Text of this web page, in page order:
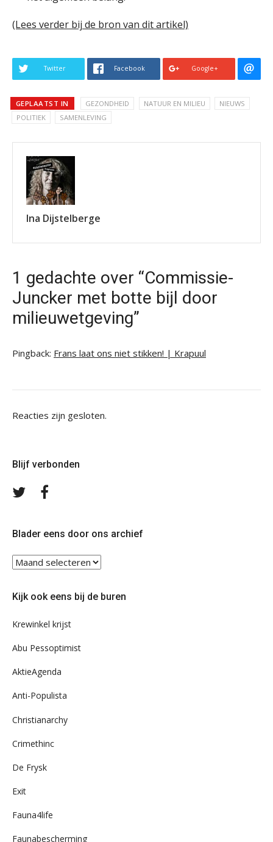
(Lees verder bij de bron van dit artikel)
Twitter Facebook Google+
GEPLAATST IN GEZONDHEID NATUUR EN MILIEU
NIEUWS
POLITIEK
SAMENLEVING
Ina Dijstelberge
1 gedachte over “Commissie-
Juncker met botte bijl door
milieuwetgeving”
Pingback: Frans laat ons niet stikken! | Krapuul
Reacties zijn gesloten.
Blijf verbonden
Volg
Blader eens door ons archief
Blader
eens
ons
Kijk ook eens bij de buren
Krewinkel krijst
Abu Pessoptimist
AktieAgenda
Anti-Populista
Christianarchy
Crimethinc
De Frysk
Exit
Fauna4life
Faunabescherming